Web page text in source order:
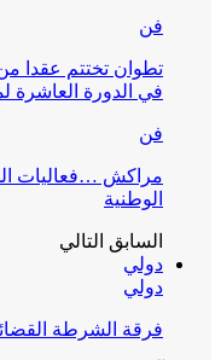
فن
تطوان تختتم عقدا من
في الدورة العاشرة
فن
مراكش …فعاليات
الوطنية
السابق التالي
دولي
دولي
فرقة الشرطة